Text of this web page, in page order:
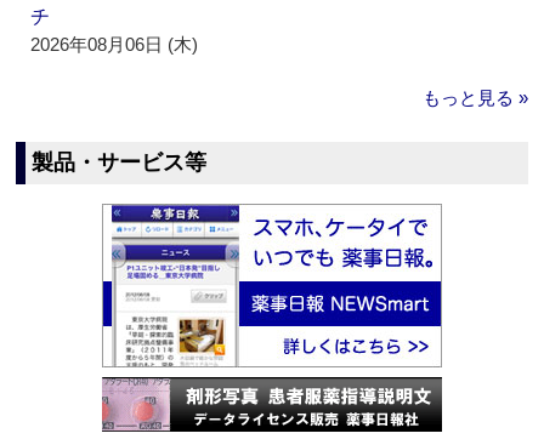
チ
2026年08月06日 (木)
もっと見る »
製品・サービス等